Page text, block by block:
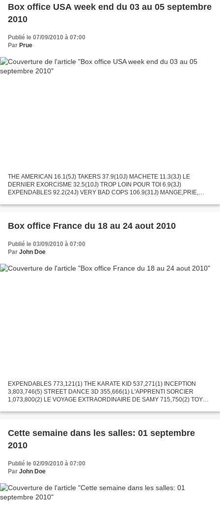
Box office USA week end du 03 au 05 septembre
2010
Publié le 07/09/2010 à 07:00
Par Prue
THE AMERICAN 16.1(5J) TAKERS 37.9(10J) MACHETE 11.3(3J) LE
DERNIER EXORCISME 32.5(10J) TROP LOIN POUR TOI 6.9(3J)
EXPENDABLES 92.2(24J) VERY BAD COPS 106.9(31J) MANGE,PRIE,
BANG 22.4(17J) Les...
Box office France du 18 au 24 aout 2010
Publié le 03/09/2010 à 07:00
Par John Doe
EXPENDABLES 773,121(1) THE KARATE KID 537,271(1) INCEPTION
3,803,746(5) STREET DANCE 3D 355,666(1) L'APPRENTI SORCIER
1,073,800(2) LE VOYAGE EXTRAORDINAIRE DE SAMY 715,750(2) TOY
1,618,651(4)...
Cette semaine dans les salles: 01 septembre
2010
Publié le 02/09/2010 à 07:00
Par John Doe